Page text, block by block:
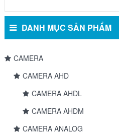
DANH MỤC SẢN PHẨM
CAMERA
CAMERA AHD
CAMERA AHDL
CAMERA AHDM
CAMERA ANALOG